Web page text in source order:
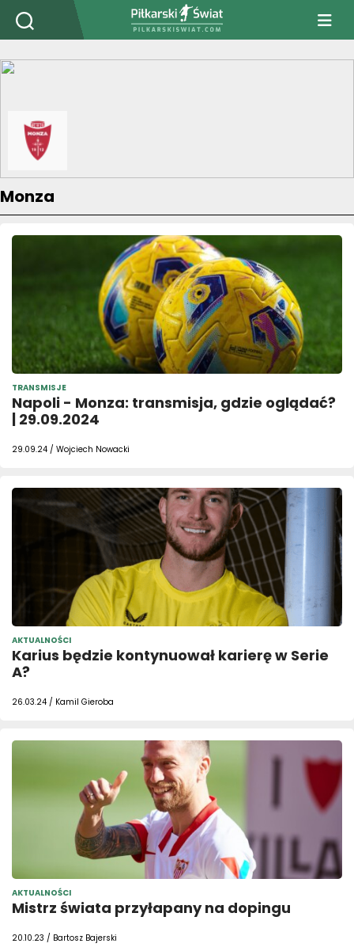
PiłkarskiSwiat.com
Monza
TRANSMISJE
Napoli - Monza: transmisja, gdzie oglądać?
| 29.09.2024
29.09.24 / Wojciech Nowacki
AKTUALNOŚCI
Karius będzie kontynuował karierę w Serie
A?
26.03.24 / Kamil Gieroba
AKTUALNOŚCI
Mistrz świata przyłapany na dopingu
20.10.23 / Bartosz Bajerski